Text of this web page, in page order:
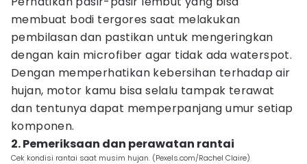
membuat bodi tergores saat melakukan
pembilasan dan pastikan untuk mengeringkan
dengan kain microfiber agar tidak ada waterspot.
Dengan memperhatikan kebersihan terhadap air
hujan, motor kamu bisa selalu tampak terawat
dan tentunya dapat memperpanjang umur setiap
komponen.
2. Pemeriksaan dan perawatan rantai
Cek kondisi rantai saat musim hujan. (Pexels.com/Rachel Claire)